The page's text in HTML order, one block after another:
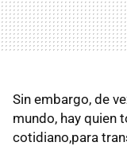
Sin embargo, de
mundo, hay quien
cotidiano,para